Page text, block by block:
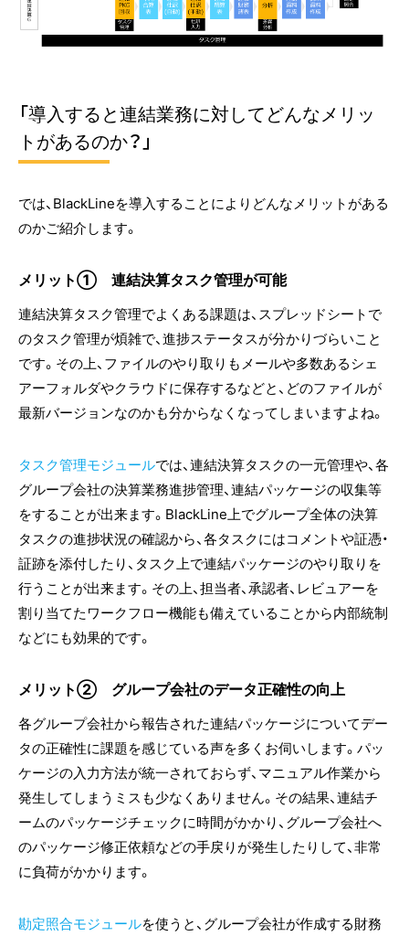
「導入すると連結業務に対してどんなメリッ
トがあるのか？」
では、BlackLineを導入することによりどんなメリットがある
のかご紹介します。
メリット① 連結決算タスク管理が可能
連結決算タスク管理でよくある課題は、スプレッドシートで
のタスク管理が煩雑で、進捗ステータスが分かりづらいこと
です。その上、ファイルのやり取りもメールや多数あるシェ
アーフォルダやクラウドに保存するなどと、どのファイルが
最新バージョンなのかも分からなくなってしまいますよね。
タスク管理モジュールでは、連結決算タスクの一元管理や、各
グループ会社の決算業務進捗管理、連結パッケージの収集等
をすることが出来ます。BlackLine上でグループ全体の決算
タスクの進捗状況の確認から、各タスクにはコメントや証憑・
証跡を添付したり、タスク上で連結パッケージのやり取りを
行うことが出来ます。その上、担当者、承認者、レビュアーを
割り当てたワークフロー機能も備えていることから内部統制
などにも効果的です。
メリット② グループ会社のデータ正確性の向上
各グループ会社から報告された連結パッケージについてデー
タの正確性に課題を感じている声を多くお伺いします。パッ
ケージの入力方法が統一されておらず、マニュアル作業から
発生してしまうミスも少なくありません。その結果、連結チ
ームのパッケージチェックに時間がかかり、グループ会社へ
のパッケージ修正依頼などの手戻りが発生したりして、非常
に負荷がかかります。
勘定照合モジュールを使うと、グループ会社が作成する財務